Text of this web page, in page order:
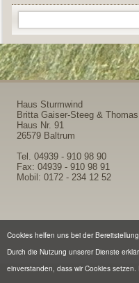
Cookies helfen uns bei der
Durch die Nutzung unserer Dienste
einverstanden, dass wir Cookies setzen.
Haus Sturmwind
Britta Gaiser-Steeg &
Haus Nr. 91
26579 Baltrum
Tel. 04939 - 910 98 90
Fax: 04939 - 910 98 91
Mobil: 0172 - 234 12 52